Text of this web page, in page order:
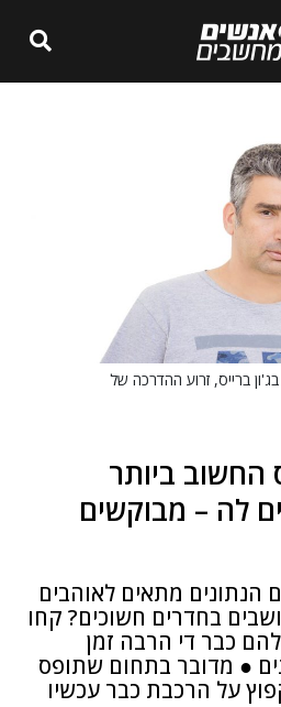
לירן בן חיים, מנהל תחום Data בג'ון ברייס, זרוע ההדרכה של
ביותר
לה – מבוקשים
מתאים לאוהבים
בחדרים חשוכים? קחו
כבר די הרבה זמן
● מדובר בתחום שתופס
על הרכבת כבר עכשיו